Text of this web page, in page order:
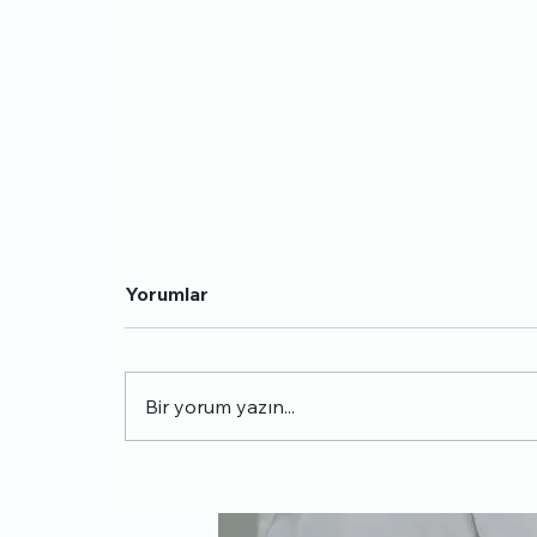
Yaşar?
Yorumlar
Bir yorum yazın...